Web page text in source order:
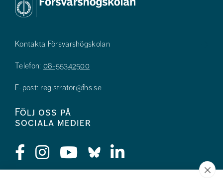
Kontakta Försvarshögskolan
Telefon: 08-55342500
E-post: registrator@fhs.se
Följ oss på
sociala medier